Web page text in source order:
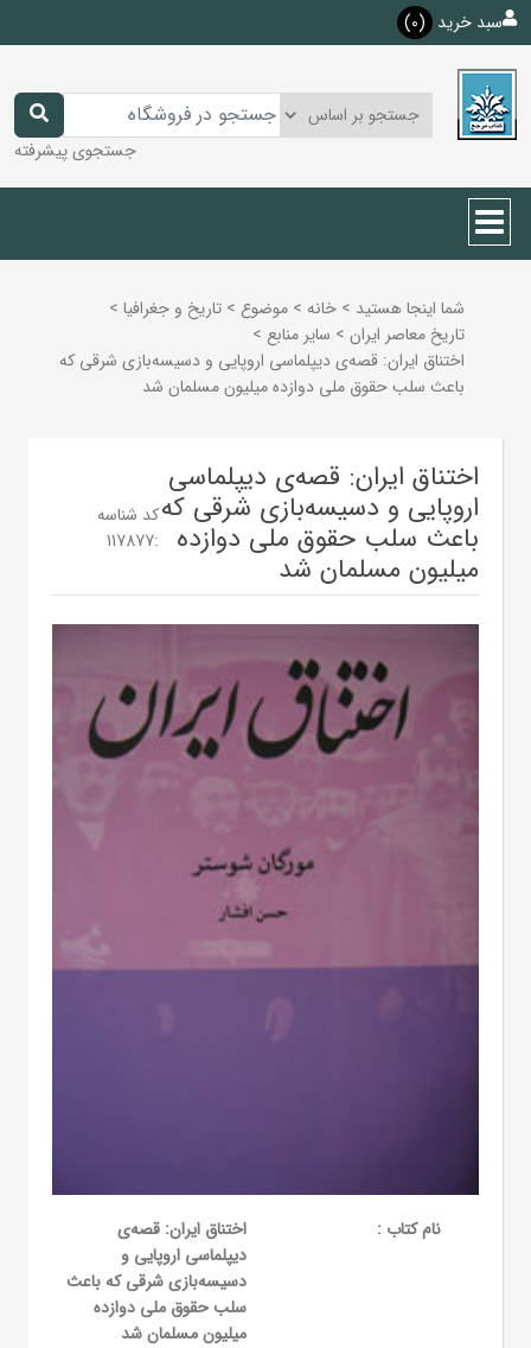
سبد خرید (0)
جستجوی پیشرفته
شما اینجا هستید > خانه > موضوع > تاريخ و جغرافيا >
تاريخ معاصر ايران > ساير منابع >
اختناق ایران: قصه‌ی دیپلماسی اروپایی و دسیسه‌بازی شرقی که
باعث سلب حقوق ملی دوازده میلیون مسلمان شد
اختناق ایران: قصه‌ی دیپلماسی
اروپایی و دسیسه‌بازی شرقی که
باعث سلب حقوق ملی دوازده
میلیون مسلمان شد
کد شناسه
:
117877
نام کتاب :
اختناق ایران: قصه‌ی
دیپلماسی اروپایی و
دسیسه‌بازی شرقی که باعث
سلب حقوق ملی دوازده
میلیون مسلمان شد